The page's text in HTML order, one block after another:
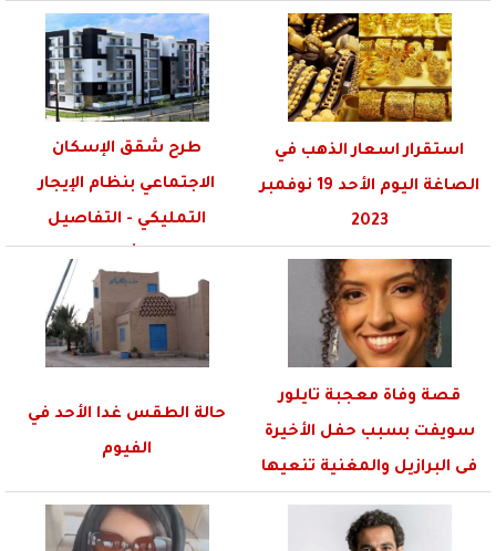
إدارة...
استقرار اسعار الذهب في
الصاغة اليوم الأحد 19 نوفمبر
2023
طرح شقق الإسكان
الاجتماعي بنظام الإيجار
التمليكي - التفاصيل
قصة وفاة معجبة تايلور
سويفت بسبب حفل الأخيرة
فى البرازيل والمغنية تنعيها
حالة الطقس غدا الأحد في
الفيوم